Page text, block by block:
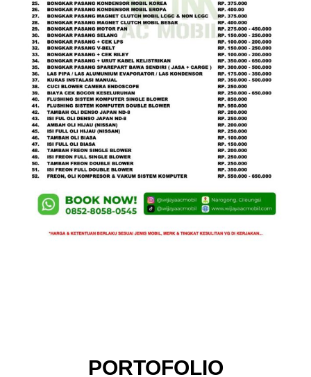
PORTOFOLIO